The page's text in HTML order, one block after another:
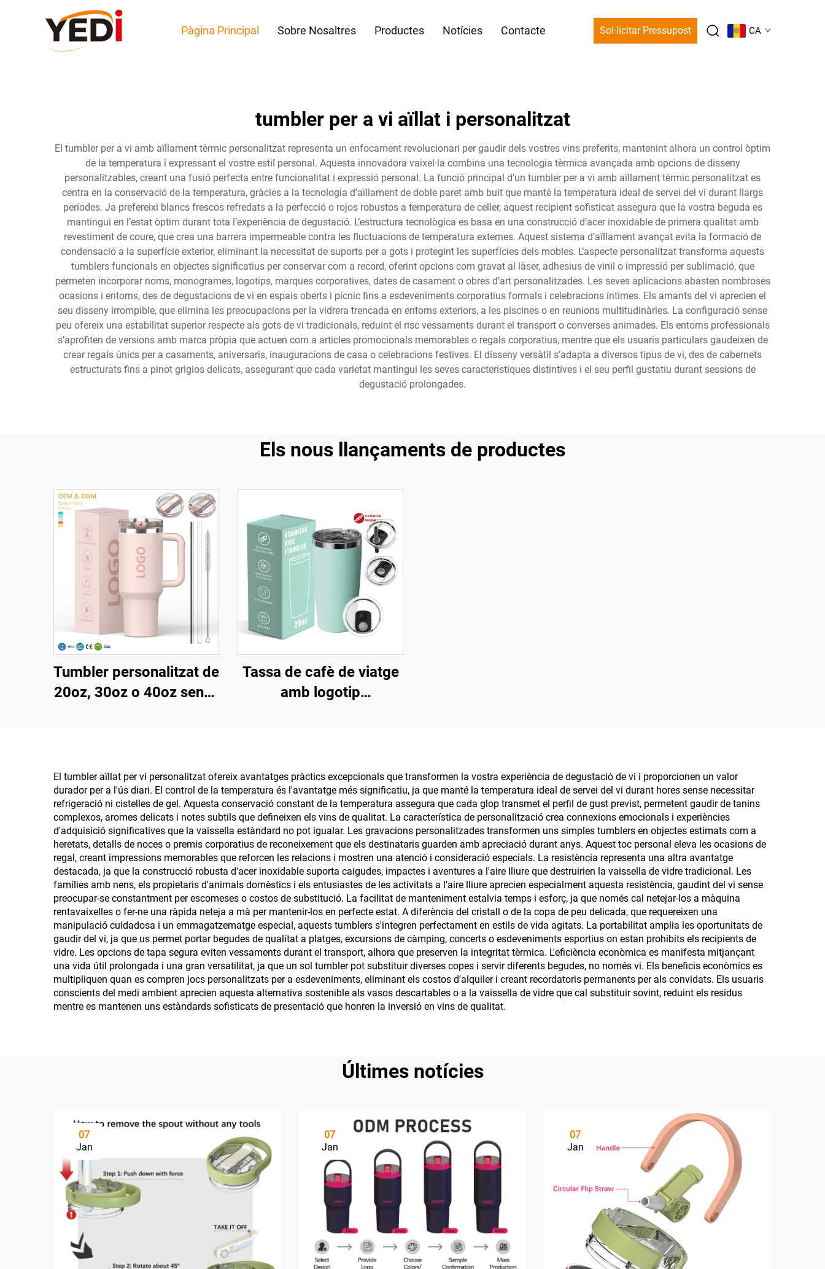
Pàgina Principal Sobre Nosaltres Productes Notícies Contacte Sol·licitar Pressupost CA
tumbler per a vi aïllat i personalitzat
El tumbler per a vi amb aïllament tèrmic personalitzat representa un enfocament revolucionari per gaudir dels vostres vins preferits, mantenint alhora un control òptim
de la temperatura i expressant el vostre estil personal. Aquesta innovadora vaixel·la combina una tecnologia tèrmica avançada amb opcions de disseny
personalitzables, creant una fusió perfecta entre funcionalitat i expressió personal. La funció principal d’un tumbler per a vi amb aïllament tèrmic personalitzat es
centra en la conservació de la temperatura, gràcies a la tecnologia d’aïllament de doble paret amb buit que manté la temperatura ideal de servei del vi durant llargs
períodes. Ja prefereixi blancs frescos refredats a la perfecció o rojos robustos a temperatura de celler, aquest recipient sofisticat assegura que la vostra beguda es
mantingui en l’estat òptim durant tota l’experiència de degustació. L’estructura tecnològica es basa en una construcció d’acer inoxidable de primera qualitat amb
revestiment de coure, que crea una barrera impermeable contra les fluctuacions de temperatura externes. Aquest sistema d’aïllament avançat evita la formació de
condensació a la superfície exterior, eliminant la necessitat de suports per a gots i protegint les superfícies dels mobles. L’aspecte personalitzat transforma aquests
tumblers funcionals en objectes significatius per conservar com a record, oferint opcions com gravat al làser, adhesius de vinil o impressió per sublimació, que
permeten incorporar noms, monogrames, logotips, marques corporatives, dates de casament o obres d’art personalitzades. Les seves aplicacions abasten nombroses
ocasions i entorns, des de degustacions de vi en espais oberts i pícnic fins a esdeveniments corporatius formals i celebracions íntimes. Els amants del vi aprecien el
seu disseny irrompible, que elimina les preocupacions per la vidrera trencada en entorns exteriors, a les piscines o en reunions multitudinàries. La configuració sense
peu ofereix una estabilitat superior respecte als gots de vi tradicionals, reduint el risc vessaments durant el transport o converses animades. Els entorns professionals
s’aprofiten de versions amb marca pròpia que actuen com a articles promocionals memorables o regals corporatius, mentre que els usuaris particulars gaudeixen de
crear regals únics per a casaments, aniversaris, inauguracions de casa o celebracions festives. El disseny versàtil s’adapta a diversos tipus de vi, des de cabernets
estructurats fins a pinot grigios delicats, assegurant que cada varietat mantingui les seves característiques distintives i el seu perfil gustatiu durant sessions de
degustació prolongades.
Els nous llançaments de productes
Tumbler personalitzat de
20oz, 30oz o 40oz sense
estanca, palla i mànec,
ideal per viatges
Tassa de cafè de viatge
amb logotip
got d'acer inoxidable
El tumbler aïllat per vi personalitzat ofereix avantatges pràctics excepcionals que transformen la vostra experiència de degustació de vi i proporcionen un valor
durador per a l'ús diari. El control de la temperatura és l'avantatge més significatiu, ja que manté la temperatura ideal de servei del vi durant hores sense necessitar
refrigeració ni cistelles de gel. Aquesta conservació constant de la temperatura assegura que cada glop transmet el perfil de gust previst, permetent gaudir de tanins
complexos, aromes delicats i notes subtils que defineixen els vins de qualitat. La característica de personalització crea connexions emocionals i experiències
d'adquisició significatives que la vaissella estàndard no pot igualar. Les gravacions personalitzades transformen uns simples tumblers en objectes estimats com a
heretats, detalls de noces o premis corporatius de reconeixement que els destinataris guarden amb apreciació durant anys. Aquest toc personal eleva les ocasions de
regal, creant impressions memorables que reforcen les relacions i mostren una atenció i consideració especials. La resistència representa una altra avantatge
destacada, ja que la construcció robusta d'acer inoxidable suporta caigudes, impactes i aventures a l'aire lliure que destruirien la vaissella de vidre tradicional. Les
famílies amb nens, els propietaris d'animals domèstics i els entusiastes de les activitats a l'aire lliure aprecien especialment aquesta resistència, gaudint del vi sense
preocupar-se constantment per escomeses o costos de substitució. La facilitat de manteniment estalvia temps i esforç, ja que només cal netejar-los a màquina
rentavaixelles o fer-ne una ràpida neteja a mà per mantenir-los en perfecte estat. A diferència del cristall o de la copa de peu delicada, que requereixen una
manipulació cuidadosa i un emmagatzematge especial, aquests tumblers s'integren perfectament en estils de vida agitats. La portabilitat amplia les oportunitats de
gaudir del vi, ja que us permet portar begudes de qualitat a platges, excursions de càmping, concerts o esdeveniments esportius on estan prohibits els recipients de
vidre. Les opcions de tapa segura eviten vessaments durant el transport, alhora que preserven la integritat tèrmica. L'eficiència econòmica es manifesta mitjançant
una vida útil prolongada i una gran versatilitat, ja que un sol tumbler pot substituir diverses copes i servir diferents begudes, no només vi. Els beneficis econòmics es
multipliquen quan es compren jocs personalitzats per a esdeveniments, eliminant els costos d'alquiler i creant recordatoris permanents per als convidats. Els usuaris
conscients del medi ambient aprecien aquesta alternativa sostenible als vasos descartables o a la vaissella de vidre que cal substituir sovint, reduint els residus
mentre es mantenen uns estàndards sofisticats de presentació que honren la inversió en vins de qualitat.
Últimes notícies
07
Jan
07
Jan
07
Jan